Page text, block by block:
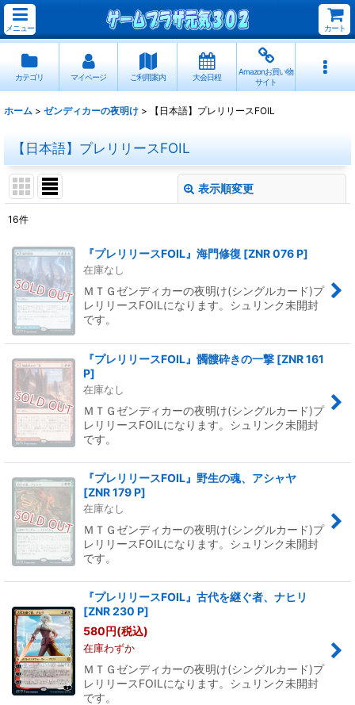
メニュー カート
カテゴリ マイページ ご利用案内 大会日程
Amazonお買い物
サイト
ホーム > ゼンディカーの夜明け > 【日本語】プレリリースFOIL
【日本語】プレリリースFOIL
表示順変更
並び順 :
16件
『プレリリースFOIL』海門修復 [ZNR 076 P]
在庫なし
ＭＴＧゼンディカーの夜明け(シングルカード)プ
レリリースFOILになります。シュリンク未開封
です。
『プレリリースFOIL』髑髏砕きの一撃 [ZNR 161
P]
在庫なし
ＭＴＧゼンディカーの夜明け(シングルカード)プ
レリリースFOILになります。シュリンク未開封
です。
『プレリリースFOIL』野生の魂、アシャヤ
[ZNR 179 P]
在庫なし
ＭＴＧゼンディカーの夜明け(シングルカード)プ
レリリースFOILになります。シュリンク未開封
です。
『プレリリースFOIL』古代を継ぐ者、ナヒリ
[ZNR 230 P]
580円(税込)
在庫わずか
ＭＴＧゼンディカーの夜明け(シングルカード)プ
レリリースFOILになります。シュリンク未開封
です。